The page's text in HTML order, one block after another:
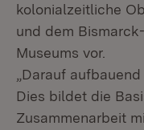
kolonialzeitliche
und dem
Museums vor.
„Darauf
Dies bildet die
Zusammenarbeit